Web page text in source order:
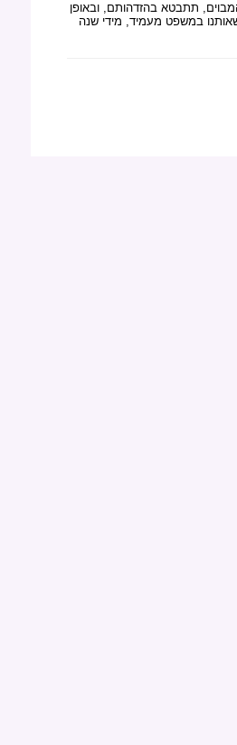
תתבטא בהזדהותם, ובאופן
במשפט מעמיד, מידי שנה